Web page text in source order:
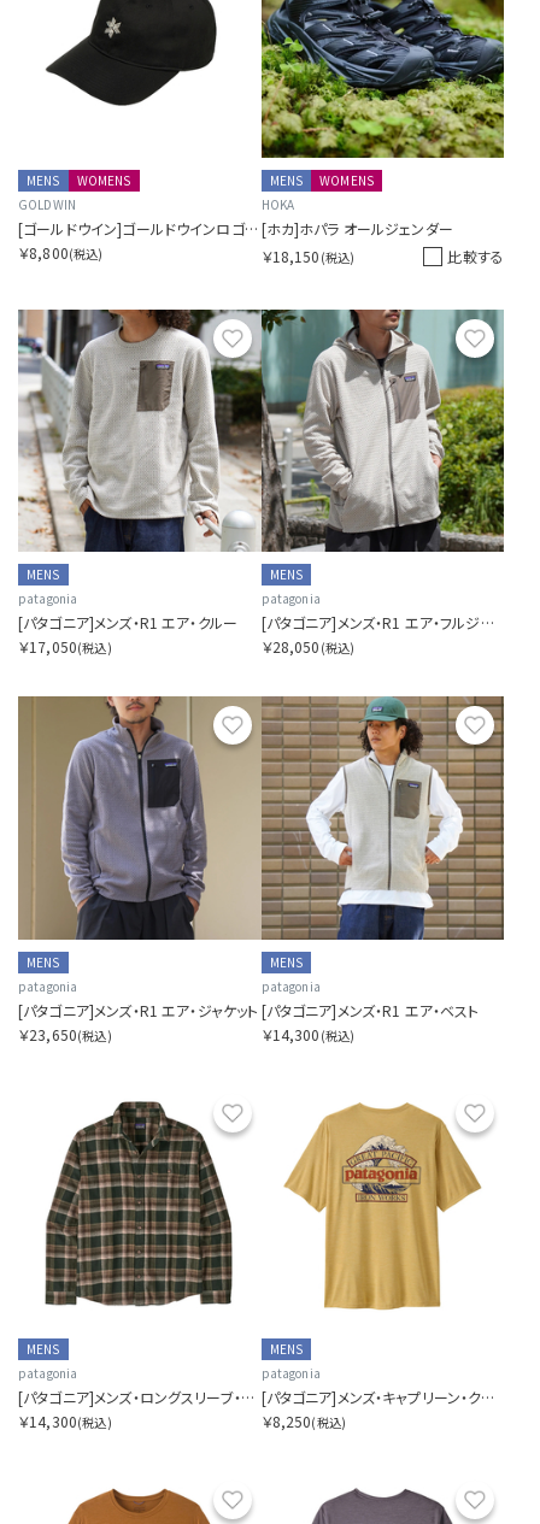
MENS
WOMENS
GOLDWIN
[ゴールドウイン]ゴールドウインロゴコットンキャップ
￥8,800(税込)
MENS
WOMENS
HOKA
[ホカ]ホパラ オールジェンダー
￥18,150 (税込) 比較する
お気に入り
MENS
patagonia
[パタゴニア]メンズ・R1 エア・クルー
￥17,050(税込)
お気
MENS
patagonia
[パタゴニア]メンズ・R1 エア・フルジップ・フーディ
￥28,050 (税込)
お気に入り
MENS
patagonia
[パタゴニア]メンズ・R1 エア・ジャケット
￥23,650(税込)
お気
MENS
patagonia
[パタゴニア]メンズ・R1 エア・ベスト
￥14,300 (税込)
お気に入り
MENS
patagonia
[パタゴニア]メンズ・ロングスリーブ・ライトウェイト・フィヨルド・フランネル・シャツ
￥14,300(税込)
MENS
patagonia
[パタゴニア]メンズ・キャプリーン・クール・デイリー・シャツ（グレート・ウェーブス）
￥8,250(税込)
お気に入り